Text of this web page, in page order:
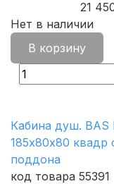
21
Нет в наличии
В корзину
Кабина душ. BAS
185х80х80
поддона
код товара 55391